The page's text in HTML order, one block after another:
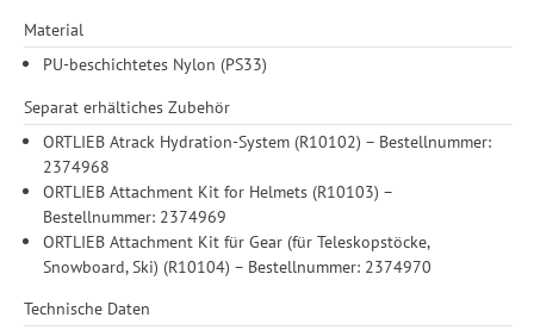
Material
PU-beschichtetes Nylon (PS33)
Separat erhältiches Zubehör
ORTLIEB Atrack Hydration-System (R10102) – Bestellnummer:
2374968
ORTLIEB Attachment Kit for Helmets (R10103) –
Bestellnummer: 2374969
ORTLIEB Attachment Kit für Gear (für Teleskopstöcke,
Snowboard, Ski) (R10104) – Bestellnummer: 2374970
Technische Daten